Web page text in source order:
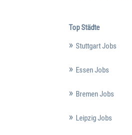
Top Städte
Stuttgart Jobs
Essen Jobs
Bremen Jobs
Leipzig Jobs